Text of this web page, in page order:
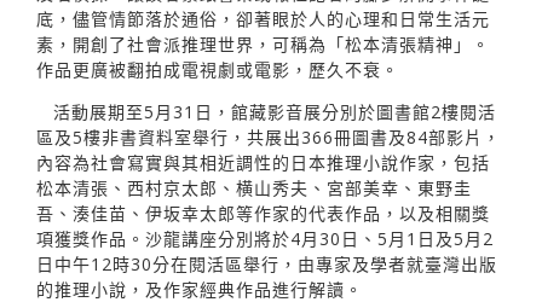
底，儘管情節落於通俗，卻著眼於人的心理和日常生活元
素，開創了社會派推理世界，可稱為「松本清張精神」。
作品更廣被翻拍成電視劇或電影，歷久不衰。
活動展期至5月31日，館藏影音展分別於圖書館2樓閱活
區及5樓非書資料室舉行，共展出366冊圖書及84部影片，
內容為社會寫實與其相近調性的日本推理小說作家，包括
松本清張、西村京太郎、横山秀夫、宮部美幸、東野圭
吾、湊佳苗、伊坂幸太郎等作家的代表作品，以及相關獎
項獲獎作品。沙龍講座分別將於4月30日、5月1日及5月2
日中午12時30分在閱活區舉行，由專家及學者就臺灣出版
的推理小說，及作家經典作品進行解讀。